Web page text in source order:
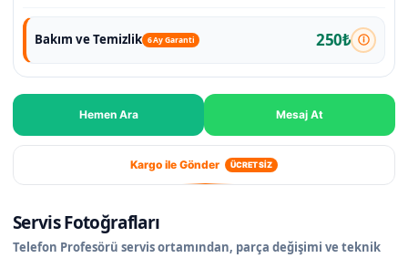
Bakım ve Temizlik 6 Ay Garanti 250₺
Hemen Ara Mesaj At
Kargo ile Gönder ÜCRETSİZ
Servis Fotoğrafları
Telefon Profesörü servis ortamından, parça değişimi ve teknik